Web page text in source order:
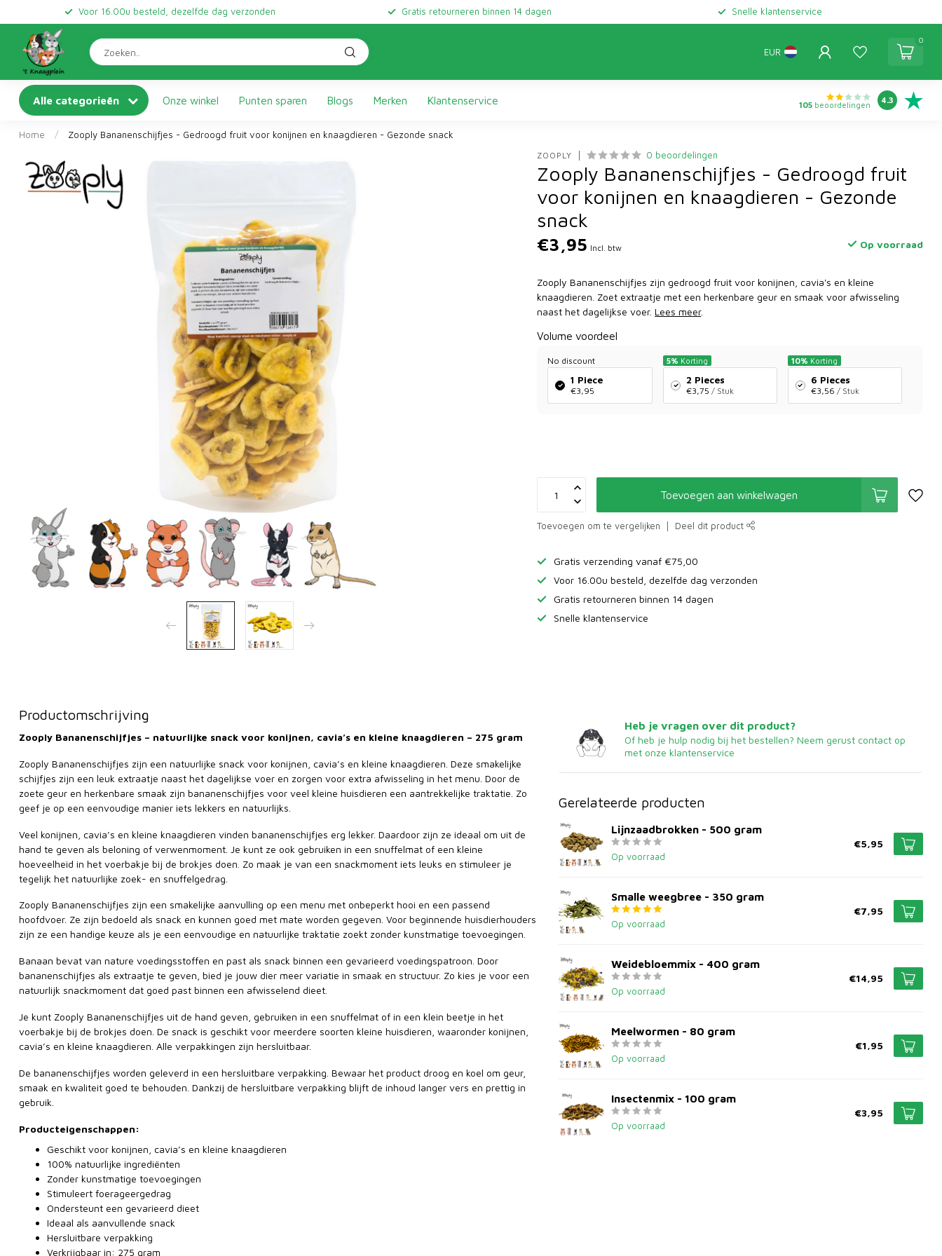
Voor 16.00u besteld, dezelfde dag verzonden Gratis retourneren binnen 14 dagen Snelle klantenservice
EUR
0
Alle categorieën Onze winkel Punten sparen Blogs Merken Klantenservice 105beoordelingen
4.3
Home / Zooply Bananenschijfjes - Gedroogd fruit voor konijnen en knaagdieren - Gezonde snack
ZOOPLY 0 beoordelingen
Zooply Bananenschijfjes - Gedroogd fruit
voor konijnen en knaagdieren - Gezonde
snack
€3,95 Incl. btw Op voorraad
Zooply Bananenschijfjes zijn gedroogd fruit voor konijnen, cavia's en kleine
knaagdieren. Zoet extraatje met een herkenbare geur en smaak voor afwisseling
naast het dagelijkse voer.Lees meer.
Volume voordeel
No discount
1 Piece
€3,95
5% Korting
2 Pieces
€3,75 / Stuk
10% Korting
6 Pieces
€3,56 / Stuk
Toevoegen aan winkelwagen
Toevoegen om te vergelijken Deel dit product
Gratis verzending vanaf €75,00
Voor 16.00u besteld, dezelfde dag verzonden
Gratis retourneren binnen 14 dagen
Snelle klantenservice
Productomschrijving
Zooply Bananenschijfjes – natuurlijke snack voor konijnen, cavia’s en kleine knaagdieren – 275 gram
Zooply Bananenschijfjes zijn een natuurlijke snack voor konijnen, cavia’s en kleine knaagdieren. Deze smakelijke
schijfjes zijn een leuk extraatje naast het dagelijkse voer en zorgen voor extra afwisseling in het menu. Door de
zoete geur en herkenbare smaak zijn bananenschijfjes voor veel kleine huisdieren een aantrekkelijke traktatie. Zo
geef je op een eenvoudige manier iets lekkers en natuurlijks.
Veel konijnen, cavia’s en kleine knaagdieren vinden bananenschijfjes erg lekker. Daardoor zijn ze ideaal om uit de
hand te geven als beloning of verwenmoment. Je kunt ze ook gebruiken in een snuffelmat of een kleine
hoeveelheid in het voerbakje bij de brokjes doen. Zo maak je van een snackmoment iets leuks en stimuleer je
tegelijk het natuurlijke zoek- en snuffelgedrag.
Zooply Bananenschijfjes zijn een smakelijke aanvulling op een menu met onbeperkt hooi en een passend
hoofdvoer. Ze zijn bedoeld als snack en kunnen goed met mate worden gegeven. Voor beginnende huisdierhouders
zijn ze een handige keuze als je een eenvoudige en natuurlijke traktatie zoekt zonder kunstmatige toevoegingen.
Banaan bevat van nature voedingsstoffen en past als snack binnen een gevarieerd voedingspatroon. Door
bananenschijfjes als extraatje te geven, bied je jouw dier meer variatie in smaak en structuur. Zo kies je voor een
natuurlijk snackmoment dat goed past binnen een afwisselend dieet.
Je kunt Zooply Bananenschijfjes uit de hand geven, gebruiken in een snuffelmat of in een klein beetje in het
voerbakje bij de brokjes doen. De snack is geschikt voor meerdere soorten kleine huisdieren, waaronder konijnen,
cavia’s en kleine knaagdieren. Alle verpakkingen zijn hersluitbaar.
De bananenschijfjes worden geleverd in een hersluitbare verpakking. Bewaar het product droog en koel om geur,
smaak en kwaliteit goed te behouden. Dankzij de hersluitbare verpakking blijft de inhoud langer vers en prettig in
gebruik.
Producteigenschappen:
Geschikt voor konijnen, cavia’s en kleine knaagdieren
100% natuurlijke ingrediënten
Zonder kunstmatige toevoegingen
Stimuleert foerageergedrag
Ondersteunt een gevarieerd dieet
Ideaal als aanvullende snack
Hersluitbare verpakking
Verkrijgbaar in: 275 gram
Heb je vragen over dit product?
Of heb je hulp nodig bij het bestellen? Neem gerust contact op
met onze klantenservice
Gerelateerde producten
Lijnzaadbrokken - 500 gram
Op voorraad
€5,95
Smalle weegbree - 350 gram
Op voorraad
€7,95
Weidebloemmix - 400 gram
Op voorraad
€14,95
Meelwormen - 80 gram
Op voorraad
€1,95
Insectenmix - 100 gram
Op voorraad
€3,95